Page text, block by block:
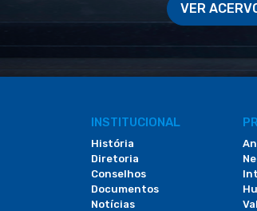
VER
INSTITUCIONAL
História
Diretoria
Conselhos
Documentos
Notícias